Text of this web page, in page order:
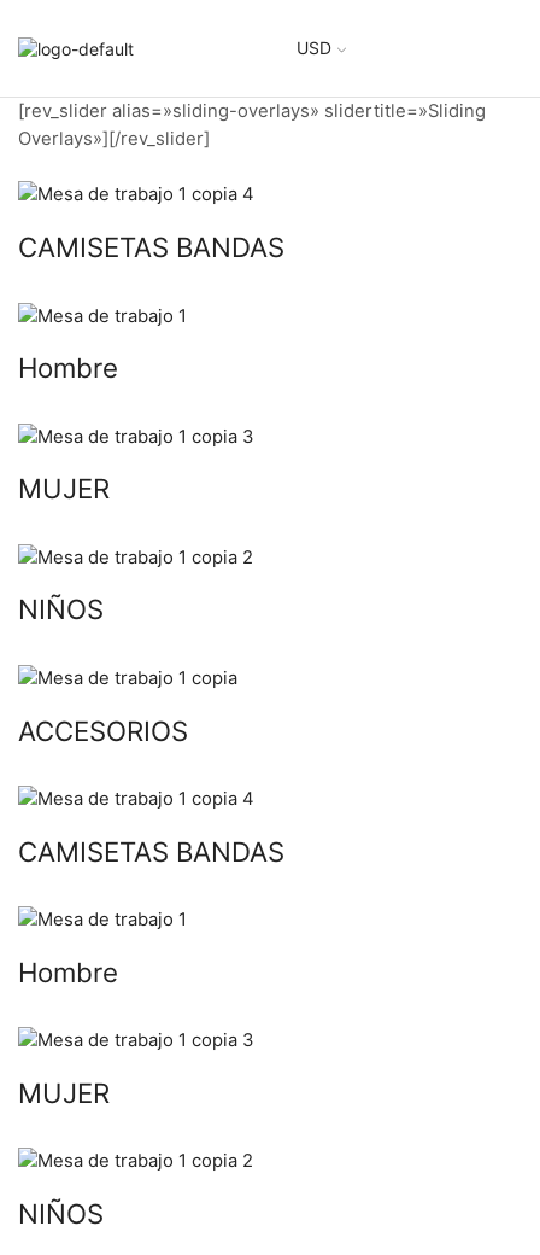
USD
[rev_slider alias=»sliding-overlays» slidertitle=»Sliding
Overlays»][/rev_slider]
CAMISETAS BANDAS
Hombre
MUJER
NIÑOS
ACCESORIOS
CAMISETAS BANDAS
Hombre
MUJER
NIÑOS